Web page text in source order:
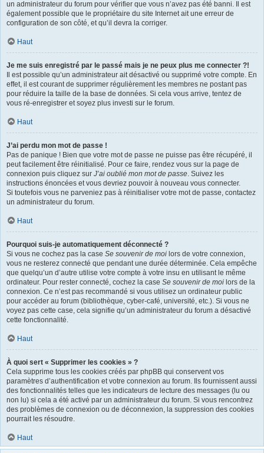
un administrateur du forum pour vérifier que vous n’avez pas été banni. Il est
également possible que le propriétaire du site Internet ait une erreur de
configuration de son côté, et qu’il devra la corriger.
Haut
Je me suis enregistré par le passé mais je ne peux plus me connecter ?!
Il est possible qu’un administrateur ait désactivé ou supprimé votre compte. En
effet, il est courant de supprimer régulièrement les membres ne postant pas
pour réduire la taille de la base de données. Si cela vous arrive, tentez de
vous ré-enregistrer et soyez plus investi sur le forum.
Haut
J’ai perdu mon mot de passe !
Pas de panique ! Bien que votre mot de passe ne puisse pas être récupéré, il
peut facilement être réinitialisé. Pour ce faire, rendez vous sur la page de
connexion puis cliquez sur J’ai oublié mon mot de passe. Suivez les
instructions énoncées et vous devriez pouvoir à nouveau vous connecter.
Si toutefois vous ne parveniez pas à réinitialiser votre mot de passe, contactez
un administrateur du forum.
Haut
Pourquoi suis-je automatiquement déconnecté ?
Si vous ne cochez pas la case Se souvenir de moi lors de votre connexion,
vous ne resterez connecté que pendant une durée déterminée. Cela empêche
que quelqu’un d’autre utilise votre compte à votre insu en utilisant le même
ordinateur. Pour rester connecté, cochez la case Se souvenir de moi lors de la
connexion. Ce n’est pas recommandé si vous utilisez un ordinateur public
pour accéder au forum (bibliothèque, cyber-café, université, etc.). Si vous ne
voyez pas cette case, cela signifie qu’un administrateur du forum a désactivé
cette fonctionnalité.
Haut
À quoi sert « Supprimer les cookies » ?
Cela supprime tous les cookies créés par phpBB qui conservent vos
paramètres d’authentification et votre connexion au forum. Ils fournissent aussi
des fonctionnalités telles que les indicateurs de lecture des messages (lu ou
non lu) si cela a été activé par un administrateur du forum. Si vous rencontrez
des problèmes de connexion ou de déconnexion, la suppression des cookies
pourrait les résoudre.
Haut